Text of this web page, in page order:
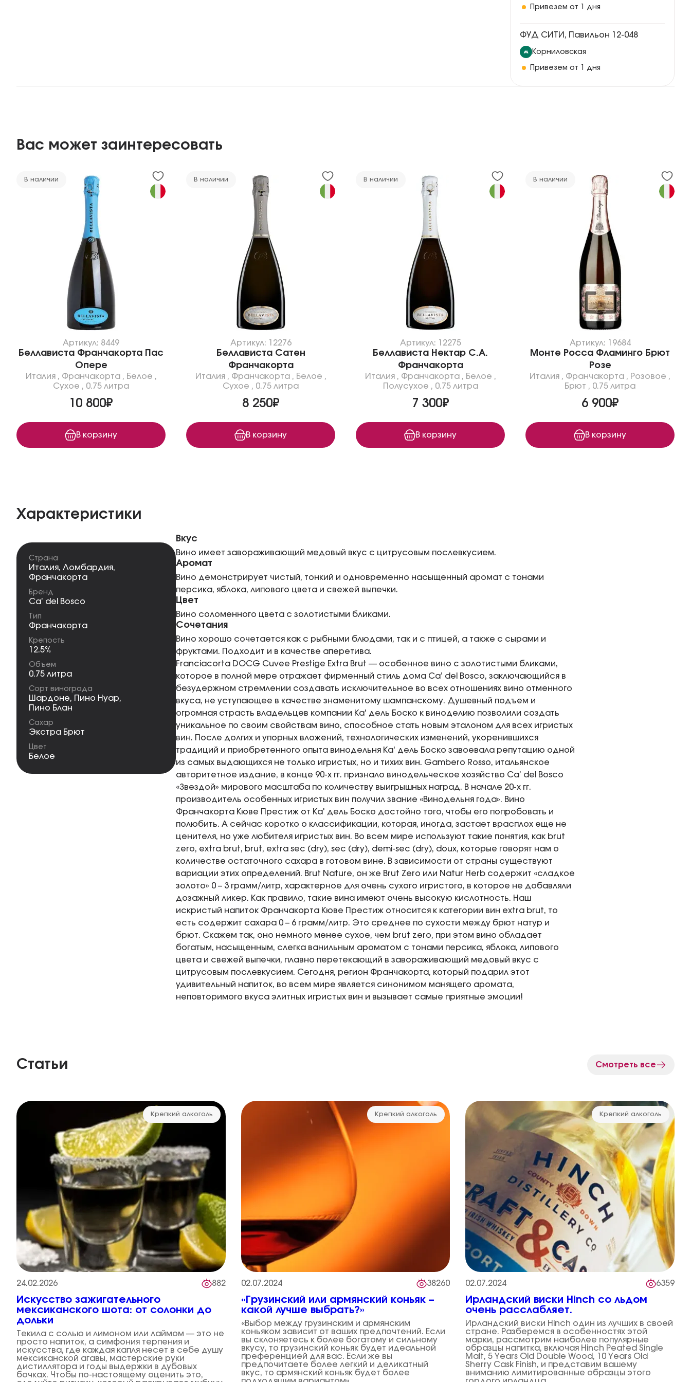
Привезем от 1 дня
ФУД СИТИ, Павильон 12-048
Корниловская
Привезем от 1 дня
Вас может заинтересовать
В наличии
Артикул: 8449
Беллависта Франчакорта Пас
Опере
Италия, Франчакорта, Белое ,
Сухое , 0.75 литра
10 800₽
В корзину
В наличии
Артикул: 12276
Беллависта Сатен
Франчакорта
Италия, Франчакорта, Белое ,
Сухое , 0.75 литра
8 250₽
В корзину
В наличии
Артикул: 12275
Беллависта Нектар С.А.
Франчакорта
Италия, Франчакорта, Белое ,
Полусухое , 0.75 литра
7 300₽
В корзину
В наличии
Артикул: 19684
Монте Росса Фламинго Брют
Розе
Италия , Франчакорта , Розовое ,
Брют , 0.75 литра
6 900₽
В корзину
Характеристики
Страна
Италия, Ломбардия,
Франчакорта
Бренд
Ca’ del Bosco
Тип
Франчакорта
Крепость
12.5%
Объем
0.75 литра
Сорт винограда
Шардоне, Пино Нуар,
Пино Блан
Сахар
Экстра Брют
Цвет
Белое
Вкус
Вино имеет завораживающий медовый вкус с цитрусовым послевкусием.
Аромат
Вино демонстрирует чистый, тонкий и одновременно насыщенный аромат с тонами
персика, яблока, липового цвета и свежей выпечки.
Цвет
Вино соломенного цвета с золотистыми бликами.
Сочетания
Вино хорошо сочетается как с рыбными блюдами, так и с птицей, а также с сырами и
фруктами. Подходит и в качестве аперетива.
Franciacorta DOCG Cuvee Prestige Extra Brut — особенное вино с золотистыми бликами,
которое в полной мере отражает фирменный стиль дома Ca’ del Bosco, заключающийся в
безудержном стремлении создавать исключительное во всех отношениях вино отменного
вкуса, не уступающее в качестве знаменитому шампанскому. Душевный подъем и
огромная страсть владельцев компании Ка' дель Боско к виноделию позволили создать
уникальное по своим свойствам вино, способное стать новым эталоном для всех игристых
вин. После долгих и упорных вложений, технологических изменений, укоренившихся
традиций и приобретенного опыта винодельня Ка' дель Боско завоевала репутацию одной
из самых выдающихся не только игристых, но и тихих вин. Gambero Rosso, итальянское
авторитетное издание, в конце 90-х гг. признало винодельческое хозяйство Ca’ del Bosco
«Звездой» мирового масштаба по количеству выигрышных наград. В начале 20-х гг.
производитель особенных игристых вин получил звание «Винодельня года». Вино
Франчакорта Кюве Престиж от Ка' дель Боско достойно того, чтобы его попробовать и
полюбить. А сейчас коротко о классификации, которая, иногда, застает врасплох еще не
ценителя, но уже любителя игристых вин. Во всем мире используют такие понятия, как brut
zero, extra brut, brut, extra sec (dry), sec (dry), demi-sec (dry), doux, которые говорят нам о
количестве остаточного сахара в готовом вине. В зависимости от страны существуют
вариации этих определений. Brut Nature, он же Brut Zero или Natur Herb содержит «сладкое
золото» 0 – 3 грамм/литр, характерное для очень сухого игристого, в которое не добавляли
дозажный ликер. Как правило, такие вина имеют очень высокую кислотность. Наш
искристый напиток Франчакорта Кюве Престиж относится к категории вин extra brut, то
есть содержит сахара 0 – 6 грамм/литр. Это среднее по сухости между брют натур и
брют. Скажем так, оно немного менее сухое, чем brut zero, при этом вино обладает
богатым, насыщенным, слегка ванильным ароматом с тонами персика, яблока, липового
цвета и свежей выпечки, плавно перетекающий в завораживающий медовый вкус с
цитрусовым послевкусием. Сегодня, регион Франчакорта, который подарил этот
удивительный напиток, во всем мире является синонимом манящего аромата,
неповторимого вкуса элитных игристых вин и вызывает самые приятные эмоции!
Статьи Смотреть все
Крепкий алкоголь
24.02.2026 882
Искусство зажигательного
мексиканского шота: от солонки до
дольки
Текила с солью и лимоном или лаймом — это не
просто напиток, а симфония терпения и
искусства, где каждая капля несет в себе душу
мексиканской агавы, мастерские руки
дистиллятора и годы выдержки в дубовых
бочках. Чтобы по-настоящему оценить это,
Крепкий алкоголь
02.07.2024 38260
«Грузинский или армянский коньяк –
какой лучше выбрать?»
«Выбор между грузинским и армянским
коньяком зависит от ваших предпочтений. Если
вы склоняетесь к более богатому и сильному
вкусу, то грузинский коньяк будет идеальной
преференцией для вас. Если же вы
предпочитаете более легкий и деликатный
вкус, то армянский коньяк будет более
Крепкий алкоголь
02.07.2024 6359
Ирландский виски Hinch со льдом
очень расслабляет.
Ирландский виски Hinch один из лучших в своей
стране. Разберемся в особенностях этой
марки, рассмотрим наиболее популярные
образцы напитка, включая Hinch Peated Single
Malt, 5 Years Old Double Wood, 10 Years Old
Sherry Cask Finish, и представим вашему
вниманию лимитированные образцы этого